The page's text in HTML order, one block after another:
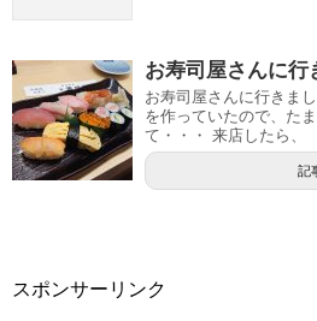
お寿司屋さんに行
お寿司屋さんに行きま
を作っていたので、た
て・・・ 来店したら、
記
スポンサーリンク